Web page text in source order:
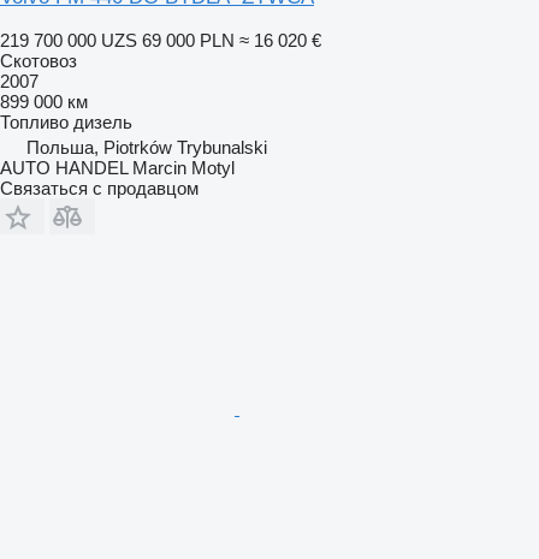
219 700 000 UZS 69 000 PLN ≈ 16 020 €
Скотовоз
2007
899 000 км
Топливо дизель
Польша, Piotrków Trybunalski
AUTO HANDEL Marcin Motyl
Связаться с продавцом